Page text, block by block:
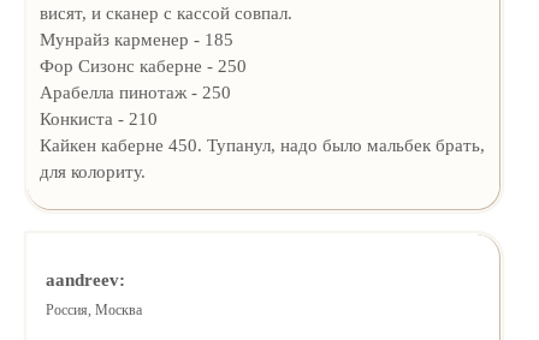
висят, и сканер с кассой совпал.
Мунрайз карменер - 185
Фор Сизонс каберне - 250
Арабелла пинотаж - 250
Конкиста - 210
Кайкен каберне 450. Тупанул, надо было мальбек брать,
для колориту.
aandreev:
Россия, Москва